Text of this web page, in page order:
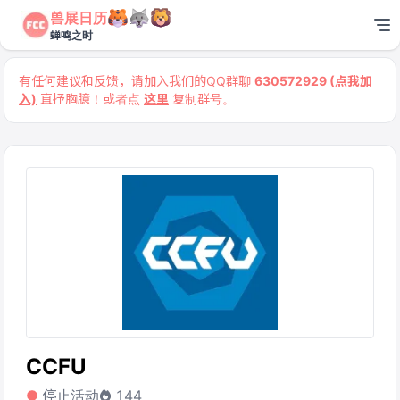
兽展日历
蝉鸣之时
有任何建议和反馈，请加入我们的QQ群聊 630572929 (点我加
入) 直抒胸臆！或者点 这里 复制群号。
CCFU
停止活动 144